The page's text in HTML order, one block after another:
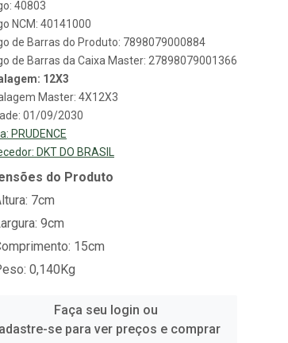
40803
NCM: 40141000
de Barras do Produto: 7898079000884
de Barras da Caixa Master: 27898079001366
12X3
Master: 4X12X3
01/09/2030
PRUDENCE
DKT DO BRASIL
do Produto
7cm
9cm
15cm
0,140Kg
Faça seu login ou
se para ver preços e comprar